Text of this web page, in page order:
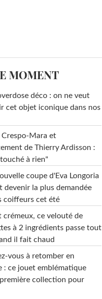
MOMENT
déco : on ne veut
cet objet iconique dans nos
Mara et
de Thierry Ardisson :
à rien"
coupe d'Eva Longoria
devenir la plus demandée
coiffeurs cet été
crémeux, ce velouté de
à 2 ingrédients passe tout
il fait chaud
vous à retomber en
: ce jouet emblématique
collection pour